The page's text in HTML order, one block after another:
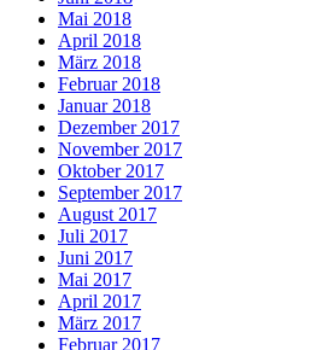
Mai 2018
April 2018
März 2018
Februar 2018
Januar 2018
Dezember 2017
November 2017
Oktober 2017
September 2017
August 2017
Juli 2017
Juni 2017
Mai 2017
April 2017
März 2017
Februar 2017